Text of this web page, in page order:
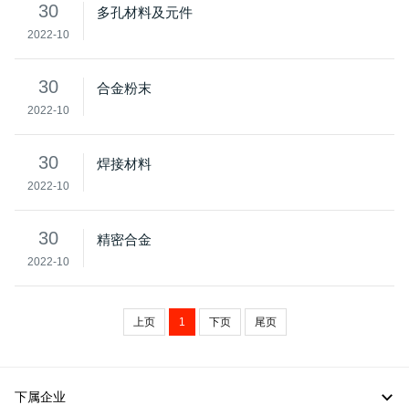
30
2022-10
多孔材料及元件
30
2022-10
合金粉末
30
2022-10
焊接材料
30
2022-10
精密合金
上页 1 下页 尾页
下属企业